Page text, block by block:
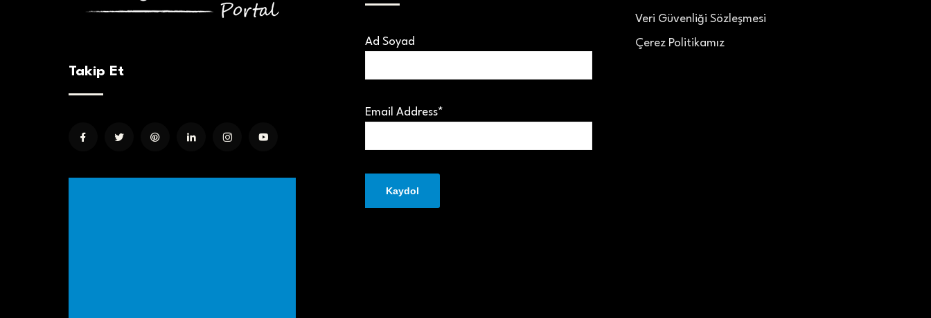
Takip Et
Ad Soyad
Email Address*
Veri Güvenliği Sözleşmesi
Çerez Politikamız